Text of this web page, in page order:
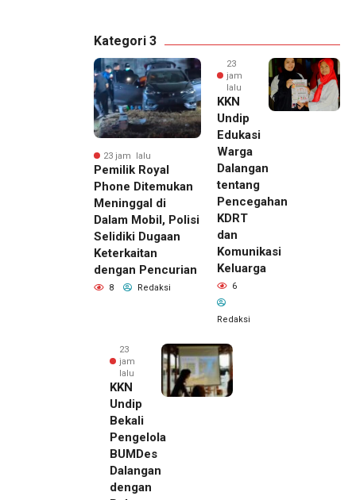
Kategori 3
23 jam lalu
Pemilik Royal
Phone Ditemukan
Meninggal di
Dalam Mobil, Polisi
Selidiki Dugaan
Keterkaitan
dengan Pencurian
8 Redaksi
23
jam
lalu
KKN
Undip
Edukasi
Warga
Dalangan
tentang
Pencegahan
KDRT
dan
Komunikasi
Keluarga
6
Redaksi
23
jam
lalu
KKN
Undip
Bekali
Pengelola
BUMDes
Dalangan
dengan